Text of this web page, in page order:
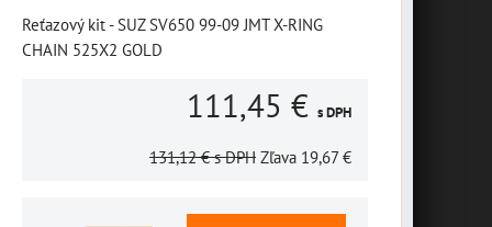
Reťazový kit - SUZ SV650 99-09 JMT X-RING
CHAIN 525X2 GOLD
111,45 € s DPH
131,12 € s DPH Zľava 19,67 €